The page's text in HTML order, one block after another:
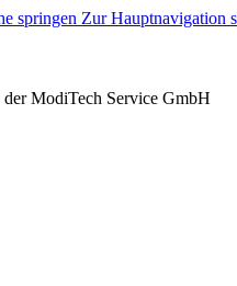
springen Zur Hauptnavigation
ModiTech Service GmbH